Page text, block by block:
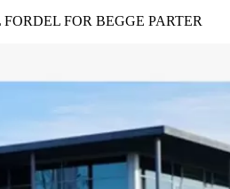
FOR BEGGE PARTER​